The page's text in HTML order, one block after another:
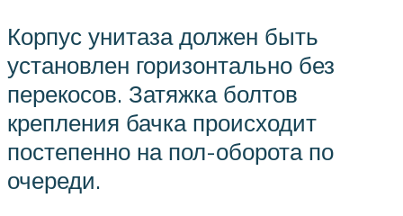
Корпус унитаза должен быть
установлен горизонтально без
перекосов. Затяжка болтов
крепления бачка происходит
постепенно на пол-оборота по
очереди.